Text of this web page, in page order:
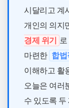
시달리고 계
개인의 의지
경제 위기
마련한 합법
이해하고 활
오늘은 여러
수 있도록 두